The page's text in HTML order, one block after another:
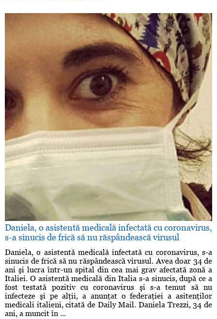
Daniela, o asistentă medicală infectată cu coronavirus,
s-a sinucis de frică să nu răspândească virusul
Daniela, o asistentă medicală infectată cu coronavirus, s-a
sinucis de frică să nu răspândească virusul. Avea doar 34 de
ani şi lucra într-un spital din cea mai grav afectată zonă a
Italiei. O asistentă medicală din Italia s-a sinucis, după ce a
fost testată pozitiv cu coronavirus şi s-a temut să nu
infecteze şi pe alţii, a anunţat o federaţiei a asitenţilor
medicali italieni, citată de Daily Mail. Daniela Trezzi, 34 de
ani, a muncit în ...